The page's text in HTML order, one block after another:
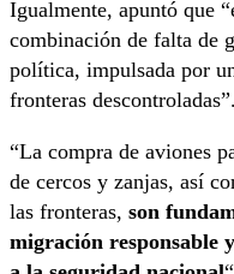
Igualmente, apuntó que
combinación de falta de
política, impulsada por
fronteras descontroladas”.
“La compra de aviones
de cercos y zanjas, así
las fronteras, son
migración responsable